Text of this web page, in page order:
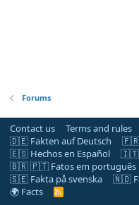
Forums
Contact us Terms and rules
🇩🇪 Fakten auf Deutsch
🇫🇷
🇪🇸 Hechos en Español
🇮🇹
🇧🇷 🇵🇹 Fatos em português
🇸🇪 Fakta på svenska
🇳🇴
🌍 Facts
R